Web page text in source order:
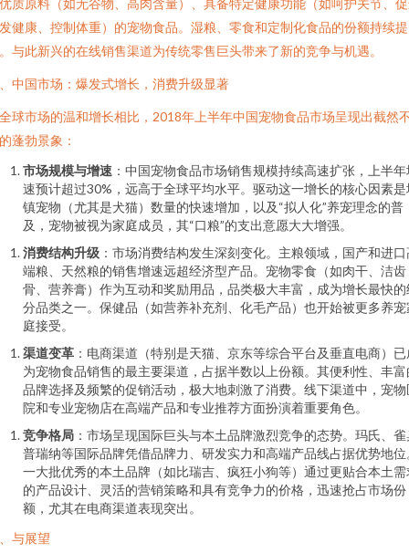
质原料（如无谷物、高肉含量）、具备特定健康功能（如呵护关节、
健康、控制体重）的宠物食品。湿粮、零食和定制化食品的份额持续提
与此新兴的在线销售渠道为传统零售巨头带来了新的竞争与机遇。
中国市场：爆发式增长，消费升级显著
球市场的温和增长相比，2018年上半年中国宠物食品市场呈现出截然
蓬勃景象：
市场规模与增速 ：中国宠物食品市场销售规模持续高速扩张，上半年
速预计超过30%，远高于全球平均水平。驱动这一增长的核心因素是
镇宠物（尤其是犬猫）数量的快速增加，以及“拟人化”养宠理念的普
及，宠物被视为家庭成员，其“口粮”的支出意愿大大增强。
消费结构升级 ：市场消费结构发生深刻变化。主粮领域，国产和进口
端粮、天然粮的销售增速远超经济型产品。宠物零食（如肉干、洁齿
骨、营养膏）作为互动和奖励用品，品类极大丰富，成为增长最快的
分品类之一。保健品（如营养补充剂、化毛产品）也开始被更多养宠
庭接受。
渠道变革 ：电商渠道（特别是天猫、京东等综合平台及垂直电商）已
为宠物食品销售的最主要渠道，占据半数以上份额。其便利性、丰富
品牌选择及频繁的促销活动，极大地刺激了消费。线下渠道中，宠物
院和专业宠物店在高端产品和专业推荐方面扮演着重要角色。
竞争格局 ：市场呈现国际巨头与本土品牌激烈竞争的态势。玛氏、雀
普瑞纳等国际品牌凭借品牌力、研发实力和高端产品线占据优势地位
一大批优秀的本土品牌（如比瑞吉、疯狂小狗等）通过更贴合本土需
的产品设计、灵活的营销策略和具有竞争力的价格，迅速抢占市场份
额，尤其在电商渠道表现突出。
与展望